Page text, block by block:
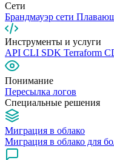
Сети
Брандмауэр сети
Инструменты и услуги
API CLI SDK Terraform
Понимание
Пересылка логов
Специальные решения
Миграция в облако
Миграция в облако для